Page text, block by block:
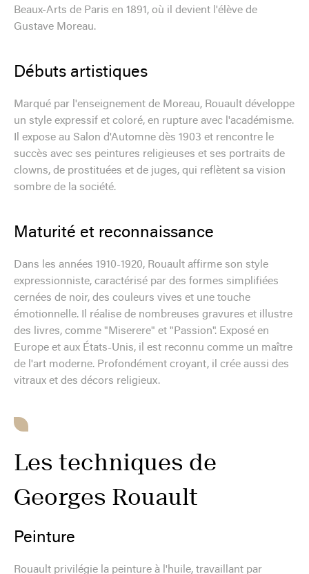
Beaux-Arts de Paris en 1891, où il devient l'élève de
Gustave Moreau.
Débuts artistiques
Marqué par l'enseignement de Moreau, Rouault développe
un style expressif et coloré, en rupture avec l'académisme.
Il expose au Salon d'Automne dès 1903 et rencontre le
succès avec ses peintures religieuses et ses portraits de
clowns, de prostituées et de juges, qui reflètent sa vision
sombre de la société.
Maturité et reconnaissance
Dans les années 1910-1920, Rouault affirme son style
expressionniste, caractérisé par des formes simplifiées
cernées de noir, des couleurs vives et une touche
émotionnelle. Il réalise de nombreuses gravures et illustre
des livres, comme "Miserere" et "Passion". Exposé en
Europe et aux États-Unis, il est reconnu comme un maître
de l'art moderne. Profondément croyant, il crée aussi des
vitraux et des décors religieux.
Les techniques de
Georges Rouault
Peinture
Rouault privilégie la peinture à l'huile, travaillant par